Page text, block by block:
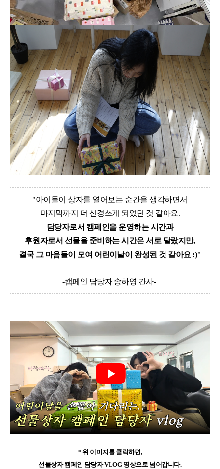
"아이들이 상자를 열어보는 순간을 생각하면서
마지막까지 더 신경쓰게 되었던 것 같아요.
담당자로서 캠페인을 운영하는 시간과
후원자로서 선물을 준비하는 시간은 서로 달랐지만,
결국 그 마음들이 모여 어린이날이 완성된 것 같아요 :)"
-캠페인 담당자 송하영 간사-
* 위 이미지를 클릭하면,
선물상자 캠페인 담당자 VLOG 영상으로 넘어갑니다.